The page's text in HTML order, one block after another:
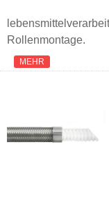
Rollenmontage.
MEHR